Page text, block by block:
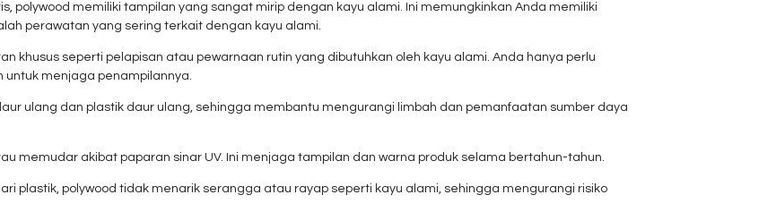
polywood memiliki tampilan yang sangat mirip dengan kayu alami. Ini memungkinkan Anda memiliki
perawatan yang sering terkait dengan kayu alami.
khusus seperti pelapisan atau pewarnaan rutin yang dibutuhkan oleh kayu alami. Anda hanya perlu
menjaga penampilannya.
ulang dan plastik daur ulang, sehingga membantu mengurangi limbah dan pemanfaatan sumber daya
memudar akibat paparan sinar UV. Ini menjaga tampilan dan warna produk selama bertahun-tahun.
plastik, polywood tidak menarik serangga atau rayap seperti kayu alami, sehingga mengurangi risiko